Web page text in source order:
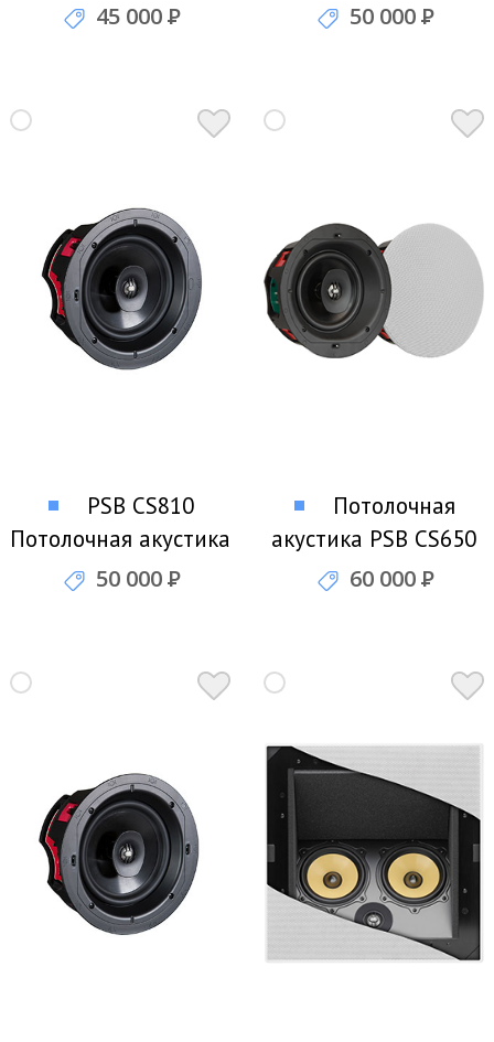
45 000Р
50 000Р
PSB CS810
Потолочная акустика
50 000Р
Потолочная
акустика PSB CS650
60 000Р